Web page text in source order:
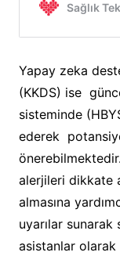
Yapay zeka
(KKDS) ise
sisteminde
ederek
alerjileri dikkate
almasına
uyarılar sunarak
asistanlar